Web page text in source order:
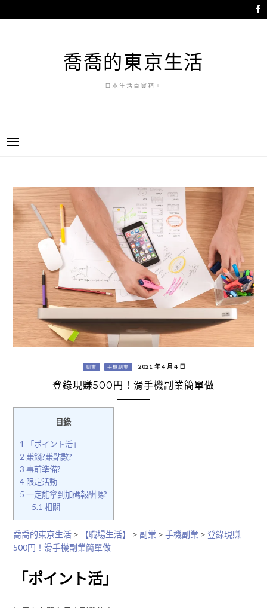
至
喬喬的東京生活
日本生活百寶箱。
副業 手機副業 2021 年 4 月 4 日
登錄現賺500円！滑手機副業簡單做
目錄
1 「ポイント活」
2 賺錢?賺點數?
3 事前準備?
4限定活動
5 一定能拿到加碼報酬嗎?
5.1 相關
喬喬的東京生活> 【職場生活】 > 副業 > 手機副業 > 登錄現賺
500円！滑手機副業簡單做
「ポイント活」